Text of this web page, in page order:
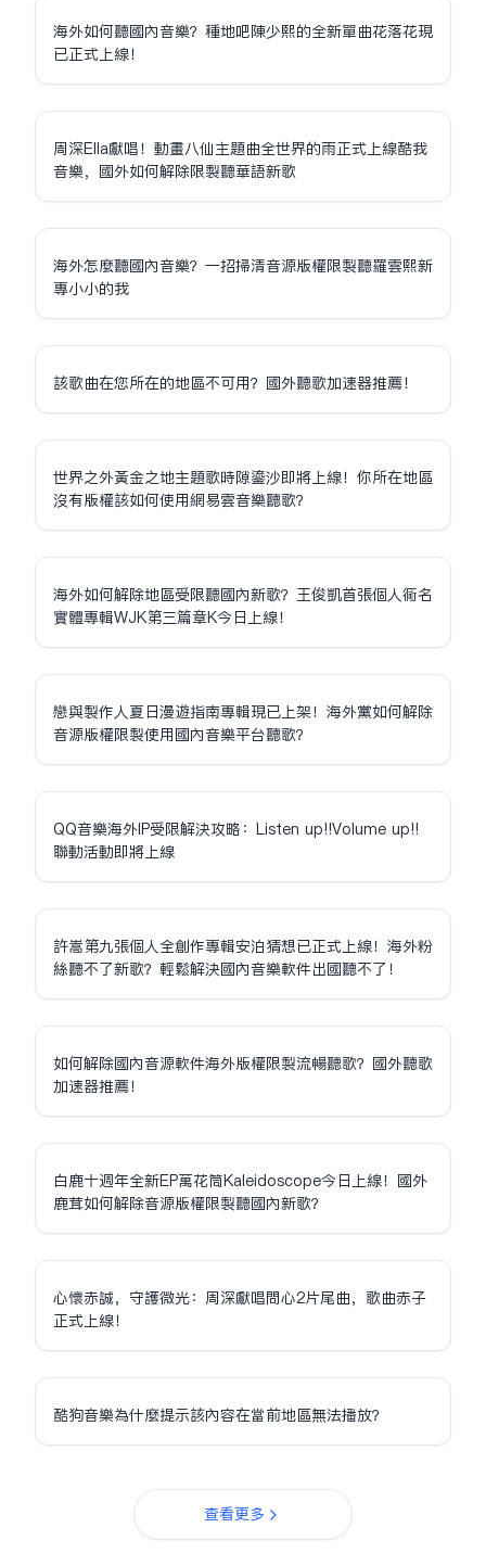
海外如何聽國內音樂？種地吧陳少熙的全新單曲花落花現
已正式上線！
周深Ella獻唱！動畫八仙主題曲全世界的雨正式上線酷我
音樂，國外如何解除限制聽華語新歌
海外怎麼聽國內音樂？一招掃清音源版權限制聽羅雲熙新
專小小的我
該歌曲在您所在的地區不可用？國外聽歌加速器推薦！
世界之外黃金之地主題歌時隙鎏沙即將上線！你所在地區
沒有版權該如何使用網易雲音樂聽歌？
海外如何解除地區受限聽國內新歌？王俊凱首張個人同名
實體專輯WJK第三篇章K今日上線！
戀與製作人夏日漫遊指南專輯現已上架！海外黨如何解除
音源版權限制使用國內音樂平台聽歌？
QQ音樂海外IP受限解決攻略：Listen up!!Volume up!!
聯動活動即將上線
許嵩第九張個人全創作專輯安泊猜想已正式上線！海外粉
絲聽不了新歌？輕鬆解決國內音樂軟件出國聽不了！
如何解除國內音源軟件海外版權限制流暢聽歌？國外聽歌
加速器推薦！
白鹿十週年全新EP萬花筒Kaleidoscope今日上線！國外
鹿茸如何解除音源版權限制聽國內新歌？
心懷赤誠，守護微光：周深獻唱問心2片尾曲，歌曲赤子
正式上線！
酷狗音樂為什麼提示該內容在當前地區無法播放？
查看更多